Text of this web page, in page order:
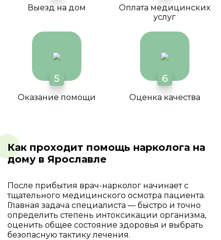
Выезд на дом
Оплата медицинских
услуг
5
Оказание помощи
6
Оценка качества
Как проходит помощь нарколога на
дому в Ярославле
После прибытия врач-нарколог начинает с
тщательного медицинского осмотра пациента.
Главная задача специалиста — быстро и точно
определить степень интоксикации организма,
оценить общее состояние здоровья и выбрать
безопасную тактику лечения.